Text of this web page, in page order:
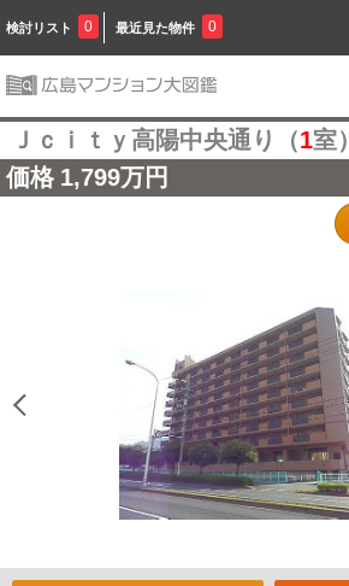
検討リスト 0 最近見た物件 0
Ｊｃｉｔｙ高陽中央通り（1室）
価格 1,799万円